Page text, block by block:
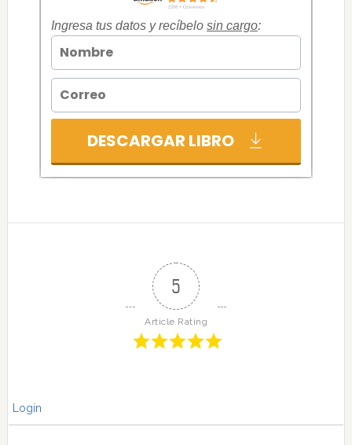
5
Article Rating
Login